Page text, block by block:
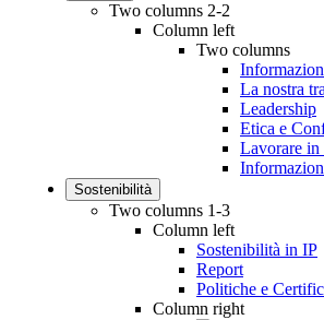
Two columns 2-2
Column left
Two columns
La nostra
Leadership
Etica e
Lavorare in
Sostenibilità
Two columns 1-3
Column left
Sostenibilità in IP
Report
Politiche e
Column right